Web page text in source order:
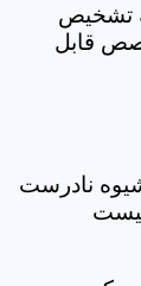
تشخیص
قابل
نادرست